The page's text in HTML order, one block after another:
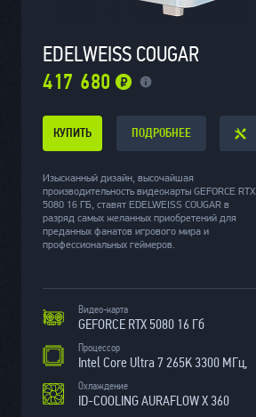
EDELWEISS COUGAR
417 680
КУПИТЬ ПОДРОБНЕЕ
Изысканный дизайн, высочайшая
производительность видеокарты GEFORCE RTX
5080 16 ГБ, ставят EDELWEISS COUGAR в
разряд самых желанных приобретений для
преданных фанатов игрового мира и
профессиональных геймеров.
Видео-карта
GEFORCE RTX 5080 16 Гб
Процессор
Intel Core Ultra 7 265K 3300 МГц,
Охлаждение
ID-COOLING AURAFLOW X 360